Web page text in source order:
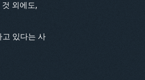
외에도,
고 있다는 사